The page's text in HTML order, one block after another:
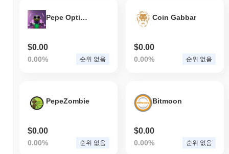
Pepe Optimus
$0.00
0.00% 순위 없음
Coin Gabbar
$0.00
0.00% 순위 없음
PepeZombie
$0.00
0.00% 순위 없음
Bitmoon
$0.00
0.00% 순위 없음